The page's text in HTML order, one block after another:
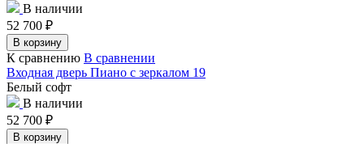
В наличии
52 700 ₽
В корзину
К сравнению В сравнении
Входная дверь Пиано с зеркалом 19
Белый софт
В наличии
52 700 ₽
В корзину